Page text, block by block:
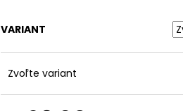
VARIANT
Zvoľte variant